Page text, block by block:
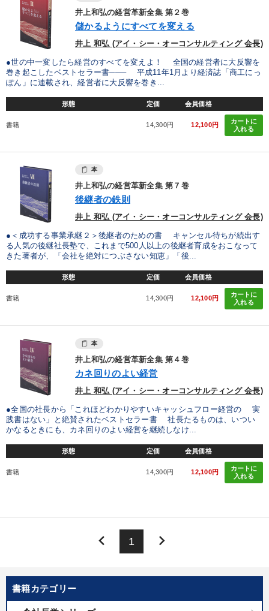
書籍カテゴリー
井上和弘の経営革新全集 第２巻
儲かるようにすべてを変える
井上 和弘 (アイ・シー・オーコンサルティング 会長)
●世の中一変したら経営のすべてを変えよ！ 全国の経営者に大反響を
巻き起こしたベストセラー書─── 平成11年1月より経済誌「商工にっ
ぽん」に連載され、経営者に大反響を巻き...
形態 定価 会員価格
書籍 14,300円 12,100円
カートに
入れる
本
井上和弘の経営革新全集 第７巻
後継者の鉄則
井上 和弘 (アイ・シー・オーコンサルティング 会長)
●＜成功する事業承継２＞後継者のための書 キャンセル待ちが続出す
る人気の後継社長塾で、これまで500人以上の後継者育成をおこなって
きた著者が、「会社を絶対につぶさない知恵」「後...
形態 定価 会員価格
書籍 14,300円 12,100円
カートに
入れる
本
井上和弘の経営革新全集 第４巻
カネ回りのよい経営
井上 和弘 (アイ・シー・オーコンサルティング 会長)
●全国の社長から「これほどわかりやすいキャッシュフロー経営の 実
践書はない」と絶賛されたベストセラー書 社長たるものは、いつい
かなるときにも、カネ回りのよい経営を継続しなけ...
形態 定価 会員価格
書籍 14,300円 12,100円
カートに
入れる
keyboard_arrow_left 1 keyboard_arrow_right